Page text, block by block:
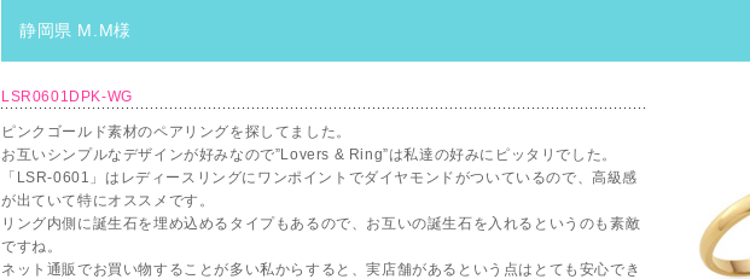
静岡県 M.M様
LSR0601DPK-WG
ピンクゴールド素材のペアリングを探してました。
お互いシンプルなデザインが好みなので”Lovers & Ring”は私達の好みにピッタリでした。
「LSR-0601」はレディースリングにワンポイントでダイヤモンドがついているので、高級感
が出ていて特にオススメです。
リング内側に誕生石を埋め込めるタイプもあるので、お互いの誕生石を入れるというのも素敵
ですね。
ネット通販でお買い物することが多い私からすると、実店舗があるという点はとても安心でき